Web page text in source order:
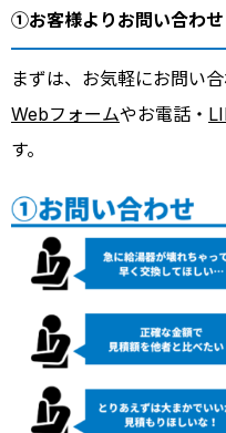
①お客様よりお問い合わせ
まずは、お気軽にお問い
Webフォームやお電話・
す。